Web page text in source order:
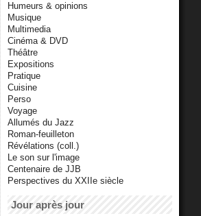
Humeurs & opinions
Musique
Multimedia
Cinéma & DVD
Théâtre
Expositions
Pratique
Cuisine
Perso
Voyage
Allumés du Jazz
Roman-feuilleton
Révélations (coll.)
Le son sur l'image
Centenaire de JJB
Perspectives du XXIIe siècle
Jour après jour